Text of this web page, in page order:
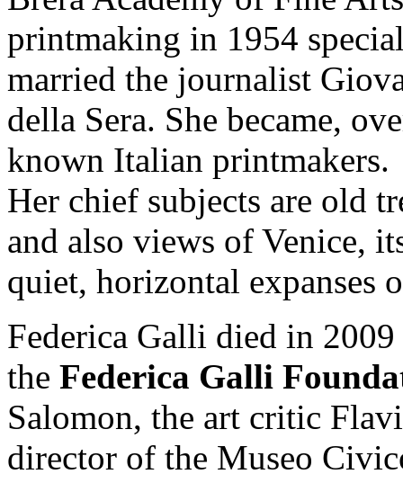
printmaking in 1954
married the journalist
della Sera. She became,
known Italian printmakers.
Her chief subjects are old
and also views of Venice,
quiet, horizontal expanses
Federica Galli died in
the Federica Galli
Salomon, the art critic
director of the Museo